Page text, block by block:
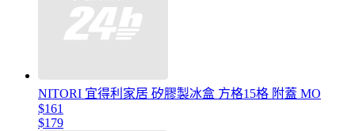
NITORI 宜得利家居 矽膠製冰盒 方格15格 附蓋 MO
$161
$179